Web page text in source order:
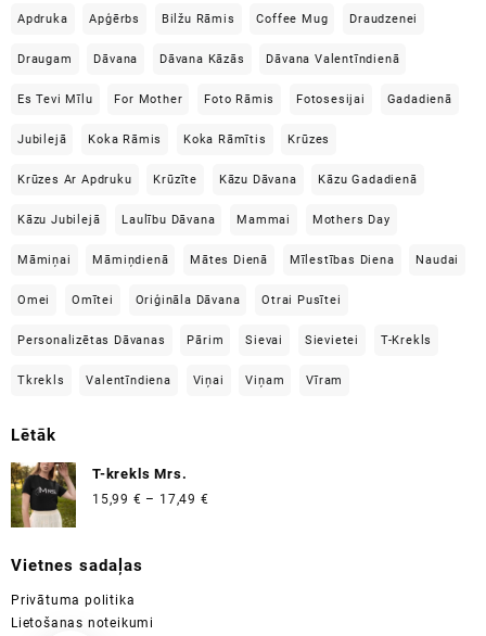
Apdruka Apģērbs Bilžu Rāmis Coffee Mug Draudzenei
Draugam Dāvana Dāvana Kāzās Dāvana Valentīndienā
Es Tevi Mīlu For Mother Foto Rāmis Fotosesijai Gadadienā
Jubilejā Koka Rāmis Koka Rāmītis Krūzes
Krūzes Ar Apdruku Krūzīte Kāzu Dāvana Kāzu Gadadienā
Kāzu Jubilejā Laulību Dāvana Mammai Mothers Day
Māmiņai Māmiņdienā Mātes Dienā Mīlestības Diena Naudai
Omei Omītei Oriģināla Dāvana Otrai Pusītei
Personalizētas Dāvanas Pārim Sievai Sievietei T-Krekls
Tkrekls Valentīndiena Viņai Viņam Vīram
Lētāk
T-krekls Mrs.
15,99 € – 17,49 €
Vietnes sadaļas
Privātuma politika
Lietošanas noteikumi